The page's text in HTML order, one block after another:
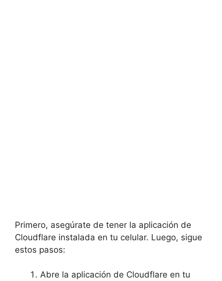
Primero, asegúrate de tener la aplicación de
Cloudflare instalada en tu celular. Luego, sigue
estos pasos:
Abre la aplicación de Cloudflare en tu